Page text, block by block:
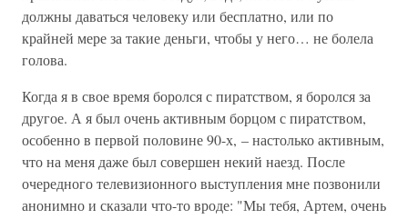
должны даваться человеку или бесплатно, или по
крайней мере за такие деньги, чтобы у него… не болела
голова.
Когда я в свое время боролся с пиратством, я боролся за
другое. А я был очень активным борцом с пиратством,
особенно в первой половине 90-х, – настолько активным,
что на меня даже был совершен некий наезд. После
очередного телевизионного выступления мне позвонили
анонимно и сказали что-то вроде: "Мы тебя, Артем, очень